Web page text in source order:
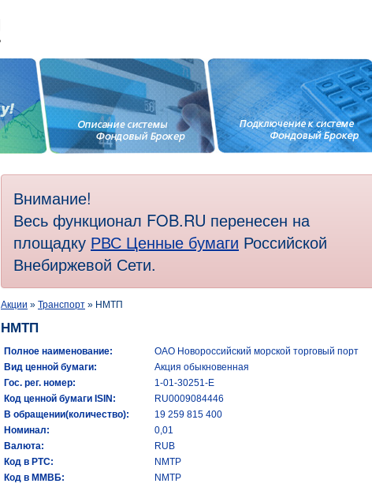
Внимание!
Весь функционал FOB.RU перенесен на
площадку РВС Ценные бумаги Российской
Внебиржевой Сети.
Акции » Транспорт » НМТП
НМТП
Полное наименование:
ОАО Новороссийский морской торговый порт
Вид ценной бумаги:
Акция обыкновенная
Гос. рег. номер:
1-01-30251-E
Код ценной бумаги ISIN:
RU0009084446
В обращении(количество):
19 259 815 400
Номинал:
0,01
Валюта:
RUB
Код в РТС:
NMTP
Код в ММВБ:
NMTP